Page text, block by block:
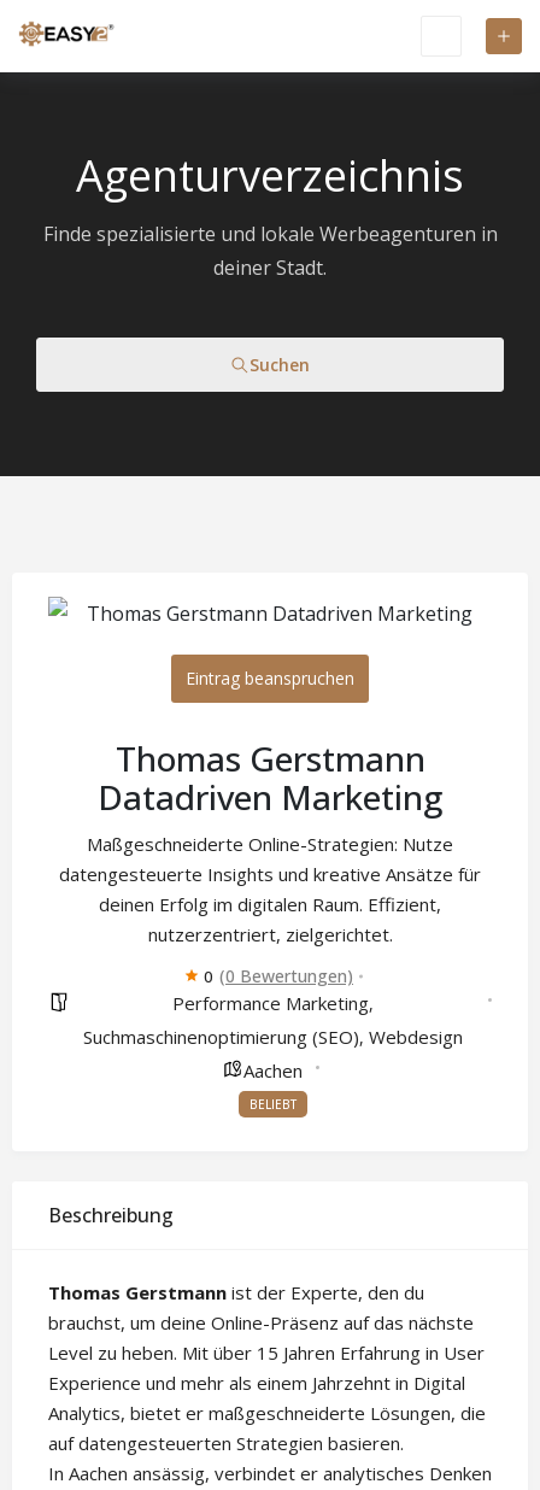
Agenturverzeichnis
Finde spezialisierte und lokale Werbeagenturen in
deiner Stadt.
Suchen
Eintrag beanspruchen
Thomas Gerstmann
Datadriven Marketing
Maßgeschneiderte Online-Strategien: Nutze
datengesteuerte Insights und kreative Ansätze für
deinen Erfolg im digitalen Raum. Effizient,
nutzerzentriert, zielgerichtet.
0 (0 Bewertungen)
Performance Marketing,
Suchmaschinenoptimierung (SEO), Webdesign
Aachen
BELIEBT
Beschreibung
Thomas Gerstmann ist der Experte, den du
brauchst, um deine Online-Präsenz auf das nächste
Level zu heben. Mit über 15 Jahren Erfahrung in User
Experience und mehr als einem Jahrzehnt in Digital
Analytics, bietet er maßgeschneiderte Lösungen, die
auf datengesteuerten Strategien basieren.
In Aachen ansässig, verbindet er analytisches Denken